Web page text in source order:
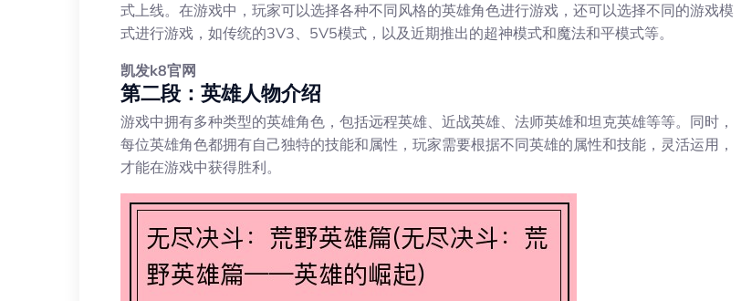
式上线。在游戏中，玩家可以选择各种不同风格的英雄角色进行游戏，还可以选择不同的游戏模
式进行游戏，如传统的3V3、5V5模式，以及近期推出的超神模式和魔法和平模式等。
凯发k8官网
第二段：英雄人物介绍
游戏中拥有多种类型的英雄角色，包括远程英雄、近战英雄、法师英雄和坦克英雄等等。同时，
每位英雄角色都拥有自己独特的技能和属性，玩家需要根据不同英雄的属性和技能，灵活运用，
才能在游戏中获得胜利。